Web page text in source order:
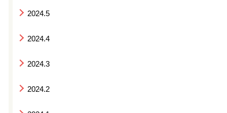
2024.5
2024.4
2024.3
2024.2